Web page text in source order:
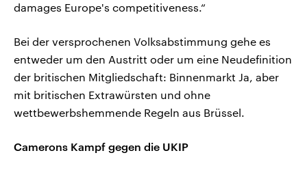
damages Europe's competitiveness.“
Bei der versprochenen Volksabstimmung gehe es
entweder um den Austritt oder um eine Neudefinition
der britischen Mitgliedschaft: Binnenmarkt Ja, aber
mit britischen Extrawürsten und ohne
wettbewerbshemmende Regeln aus Brüssel.
Camerons Kampf gegen die UKIP